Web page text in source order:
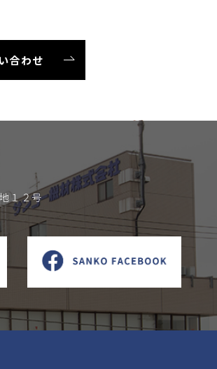
合わせ
１２号